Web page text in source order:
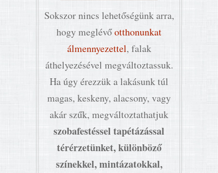
Sokszor nincs lehetőségünk arra,
hogy meglévőotthonunkat
álmennyezettel, falak
áthelyezésével megváltoztassuk.
Ha úgy érezzük a lakásunk túl
magas, keskeny, alacsony, vagy
akár szűk, megváltoztathatjuk
szobafestéssel tapétázással
térérzetünket, különböző
színekkel, mintázatokkal,